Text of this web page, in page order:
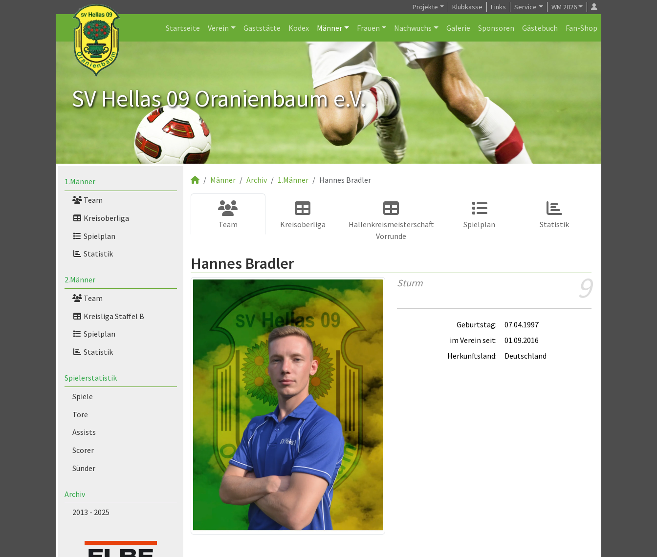
Projekte Klubkasse Links Service WM 2026
Startseite Verein Gaststätte Kodex Männer Frauen Nachwuchs Galerie Sponsoren Gästebuch Fan-Shop
SV Hellas 09 Oranienbaum e.V.
1.Männer
Team
Kreisoberliga
Spielplan
Statistik
2.Männer
Team
Kreisliga Staffel B
Spielplan
Statistik
Spielerstatistik
Spiele
Tore
Assists
Scorer
Sünder
Archiv
2013 - 2025
Männer Archiv 1.Männer Hannes Bradler
Team Kreisoberliga
Hallenkreismeisterschaft
Vorrunde
Spielplan Statistik
Hannes Bradler
9
Sturm
Geburtstag:
07.04.1997
im Verein seit:
01.09.2016
Herkunftsland:
Deutschland